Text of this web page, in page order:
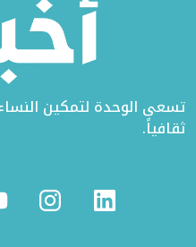
تسعى الوحدة لتمكين النساء
ثقافياً.
YoutubeInstagramLinkedin